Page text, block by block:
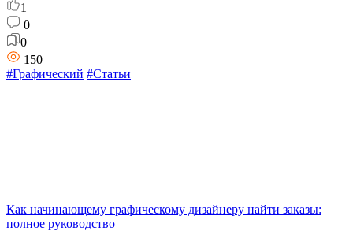
1
0
0
150
#Графический #Статьи
Как начинающему графическому дизайнеру найти заказы:
полное руководство